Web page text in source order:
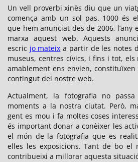
Un vell proverbi xinès diu que un
comença amb un sol pas. 1000 és
que hem anunciat des de 2006, l’any
marxa aquest web. Aquests
escric jo mateix a partir de les notes
museus, centres cívics, i fins i tot,
amablement ens envien,
contingut del nostre web.
Actualment, la fotografia no
moments a la nostra ciutat. Però,
gent es mou i fa moltes coses
és important donar a conèixer les
el món de la fotografia que es
elles les exposicions. Tant de bo el
contribueixi a millorar aquesta